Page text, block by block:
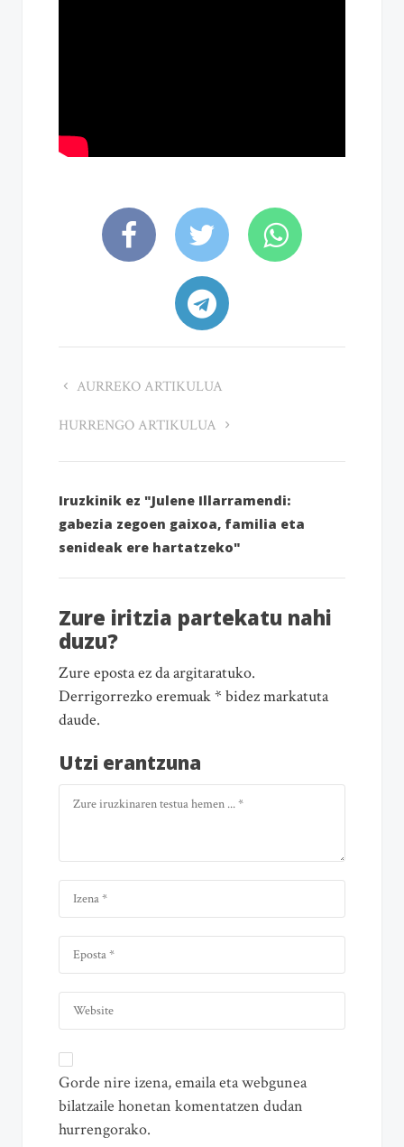
AURREKO ARTIKULUA
HURRENGO ARTIKULUA
Iruzkinik ez "Julene Illarramendi:
gabezia zegoen gaixoa, familia eta
senideak ere hartatzeko"
Zure iritzia partekatu nahi
duzu?
Zure eposta ez da argitaratuko.
Derrigorrezko eremuak * bidez markatuta
daude.
Utzi erantzuna
Gorde nire izena, emaila eta webgunea
bilatzaile honetan komentatzen dudan
hurrengorako.